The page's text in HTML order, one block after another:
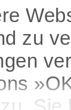
zu